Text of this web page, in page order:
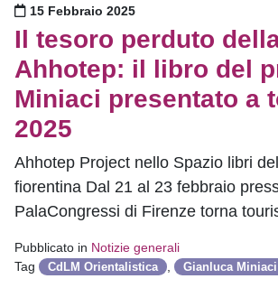
Pubblicato il
15 Febbraio 2025
Il tesoro perduto
Ahhotep: il libro del
Miniaci presentato a
2025
Ahhotep Project nello Spazio libri
fiorentina Dal 21 al 23 febbraio
PalaCongressi di Firenze torna
Pubblicato in Notizie generali
Tag
CdLM Orientalistica Gianluca Miniaci